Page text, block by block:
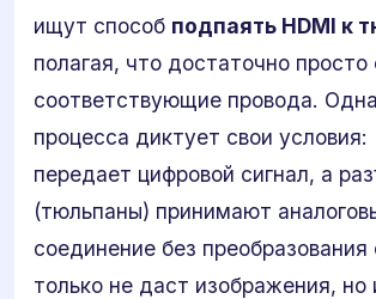
ищут способ подпаять HDMI к
полагая, что достаточно просто
соответствующие провода.
процесса диктует свои условия:
передает цифровой сигнал, а
(тюльпаны) принимают
соединение без преобразования
только не даст изображения,